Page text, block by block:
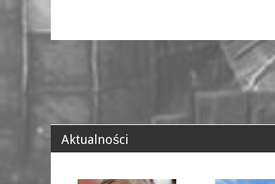
Aktualności